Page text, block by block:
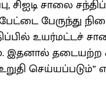
சிஐடி சாலை
பேருந்து
உயர்மட்டச்
இதனால் தடையற்ற
செய்யப்படும்”